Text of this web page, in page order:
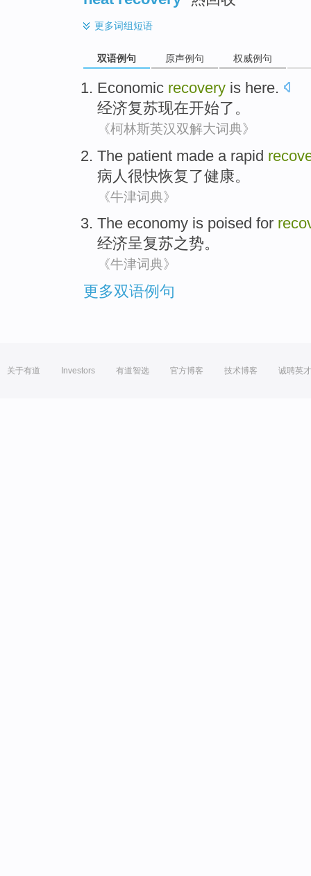
更多词组短语
双语例句 原声例句 权威例句
Economic recovery is here.
经济复苏现在开始了。
《柯林斯英汉双解大词典》
The patient made a rapid
病人 很快恢复 了健康。
《牛津词典》
The economy is poised for
经济呈复苏之势。
《牛津词典》
更多双语例句
关于有道 Investors 有道智选 官方博客 技术博客 诚聘英才